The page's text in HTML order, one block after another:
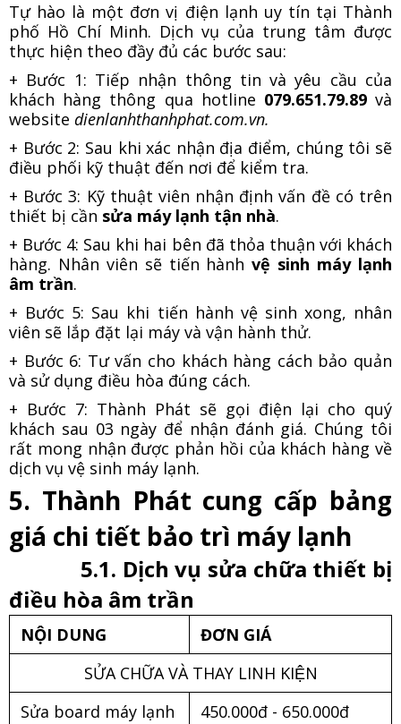
Tự hào là một đơn vị điện lạnh uy tín tại Thành
phố Hồ Chí Minh. Dịch vụ của trung tâm được
thực hiện theo đầy đủ các bước sau:
+ Bước 1: Tiếp nhận thông tin và yêu cầu của
khách hàng thông qua hotline 079.651.79.89và
website dienlanhthanhphat.com.vn.
+ Bước 2: Sau khi xác nhận địa điểm, chúng tôi sẽ
điều phối kỹ thuật đến nơi để kiểm tra.
+ Bước 3: Kỹ thuật viên nhận định vấn đề có trên
thiết bị cần sửa máy lạnh tận nhà.
+ Bước 4: Sau khi hai bên đã thỏa thuận với khách
hàng. Nhân viên sẽ tiến hànhvệ sinh máy lạnh
âm trần.
+ Bước 5: Sau khi tiến hành vệ sinh xong, nhân
viên sẽ lắp đặt lại máy và vận hành thử.
+ Bước 6: Tư vấn cho khách hàng cách bảo quản
và sử dụng điều hòa đúng cách.
+ Bước 7: Thành Phát sẽ gọi điện lại cho quý
khách sau 03 ngày để nhận đánh giá. Chúng tôi
rất mong nhận được phản hồi của khách hàng về
dịch vụ vệ sinh máy lạnh.
5. Thành Phát cung cấp bảng
giá chi tiết bảo trì máy lạnh
5.1. Dịch vụ sửa chữa thiết bị
điều hòa âm trần
NỘI DUNG
ĐƠN GIÁ
SỬA CHỮA VÀ THAY LINH KIỆN
Sửa board máy lạnh
450.000đ - 650.000đ